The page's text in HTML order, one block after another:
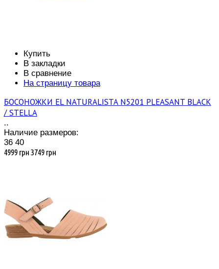
Купить
В закладки
В сравнение
На страницу товара
БОСОНОЖКИ EL NATURALISTA N5201 PLEASANT BLACK
/ STELLA
..
Наличие размеров:
36 40
4999 грн 3749 грн